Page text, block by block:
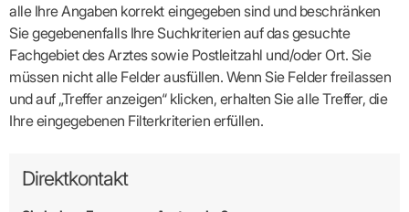
alle Ihre Angaben korrekt eingegeben sind und beschränken
Sie gegebenenfalls Ihre Suchkriterien auf das gesuchte
Fachgebiet des Arztes sowie Postleitzahl und/oder Ort. Sie
müssen nicht alle Felder ausfüllen. Wenn Sie Felder freilassen
und auf „Treffer anzeigen“ klicken, erhalten Sie alle Treffer, die
Ihre eingegebenen Filterkriterien erfüllen.
Direktkontakt